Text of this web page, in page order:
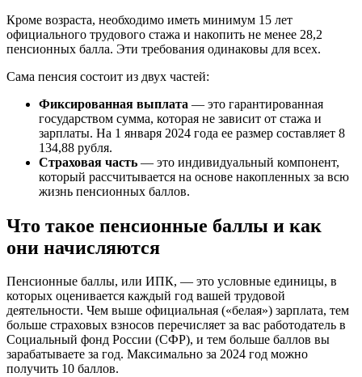
Кроме возраста, необходимо иметь минимум 15 лет
официального трудового стажа и накопить не менее 28,2
пенсионных балла. Эти требования одинаковы для всех.
Сама пенсия состоит из двух частей:
Фиксированная выплата — это гарантированная
государством сумма, которая не зависит от стажа и
зарплаты. На 1 января 2024 года ее размер составляет 8
134,88 рубля.
Страховая часть — это индивидуальный компонент,
который рассчитывается на основе накопленных за всю
жизнь пенсионных баллов.
Что такое пенсионные баллы и как
они начисляются
Пенсионные баллы, или ИПК, — это условные единицы, в
которых оценивается каждый год вашей трудовой
деятельности. Чем выше официальная («белая») зарплата, тем
больше страховых взносов перечисляет за вас работодатель в
Социальный фонд России (СФР), и тем больше баллов вы
зарабатываете за год. Максимально за 2024 год можно
получить 10 баллов.